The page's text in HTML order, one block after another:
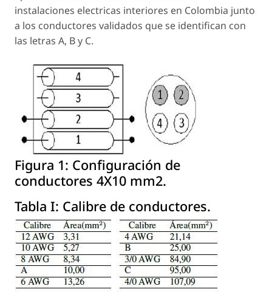
instalaciones electricas interiores en Colombia junto
a los conductores validados que se identifican con
las letras A, B y C.
Figura 1: Configuración de
conductores 4X10 mm2.
Tabla I: Calibre de conductores.